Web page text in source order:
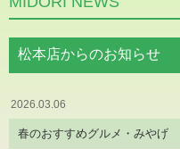
松本店からのお知らせ
2026.03.06
春のおすすめグルメ・みやげ